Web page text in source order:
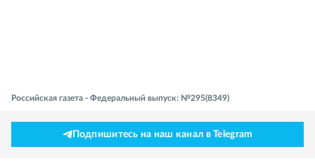
Российская газета - Федеральный выпуск: №295(8349)
Подпишитесь на наш канал в Telegram